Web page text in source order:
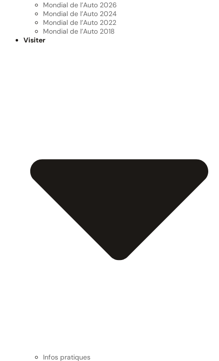
Mondial de l’Auto 2026
Mondial de l’Auto 2024
Mondial de l’Auto 2022
Mondial de l’Auto 2018
Visiter
Infos pratiques